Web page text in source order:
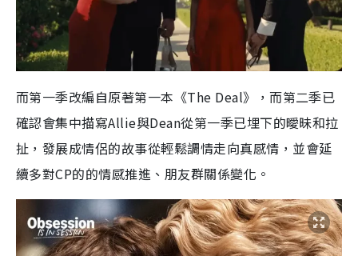
而第一季改編自原著第一本《The Deal》，而第二季已
確認會集中描寫Allie與Dean從第一季已埋下的曖昧和拉
扯，發展成情侶的故事從輕鬆調情走向真感情，並會延
續多對CP的的情感推進、朋友群關係變化。